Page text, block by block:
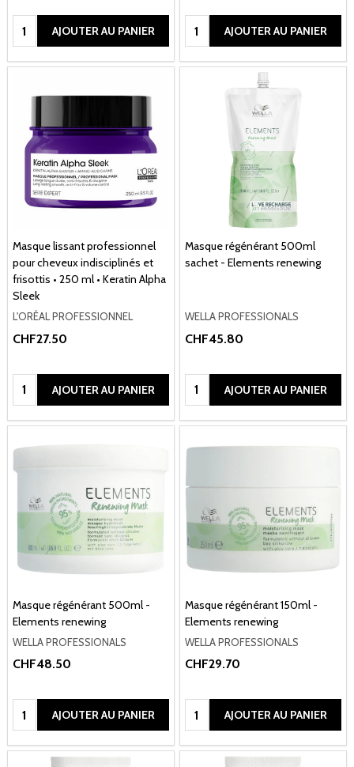
Quantité:AJOUTER AU PANIER Quantité:AJOUTER AU PANIER
Masque lissant professionnel
pour cheveux indisciplinés et
frisottis • 250 ml • Keratin Alpha
Sleek
L'ORÉAL PROFESSIONNEL
CHF27.50
Quantité:AJOUTER AU PANIER
Masque régénérant 500ml
sachet - Elements renewing
WELLA PROFESSIONALS
CHF45.80
Quantité:AJOUTER AU PANIER
Masque régénérant 500ml -
Elements renewing
WELLA PROFESSIONALS
CHF48.50
Quantité:AJOUTER AU PANIER
Masque régénérant 150ml -
Elements renewing
WELLA PROFESSIONALS
CHF29.70
Quantité:AJOUTER AU PANIER